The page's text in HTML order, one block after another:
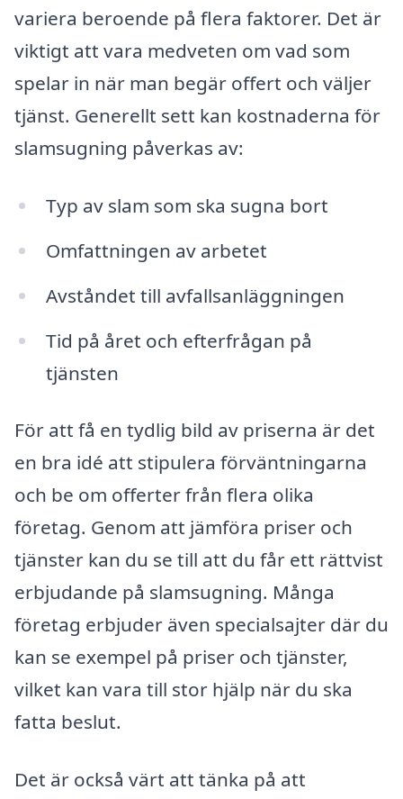
variera beroende på flera faktorer. Det är
viktigt att vara medveten om vad som
spelar in när man begär offert och väljer
tjänst. Generellt sett kan kostnaderna för
slamsugning påverkas av:
Typ av slam som ska sugna bort
Omfattningen av arbetet
Avståndet till avfallsanläggningen
Tid på året och efterfrågan på
tjänsten
För att få en tydlig bild av priserna är det
en bra idé att stipulera förväntningarna
och be om offerter från flera olika
företag. Genom att jämföra priser och
tjänster kan du se till att du får ett rättvist
erbjudande på slamsugning. Många
företag erbjuder även specialsajter där du
kan se exempel på priser och tjänster,
vilket kan vara till stor hjälp när du ska
fatta beslut.
Det är också värt att tänka på att